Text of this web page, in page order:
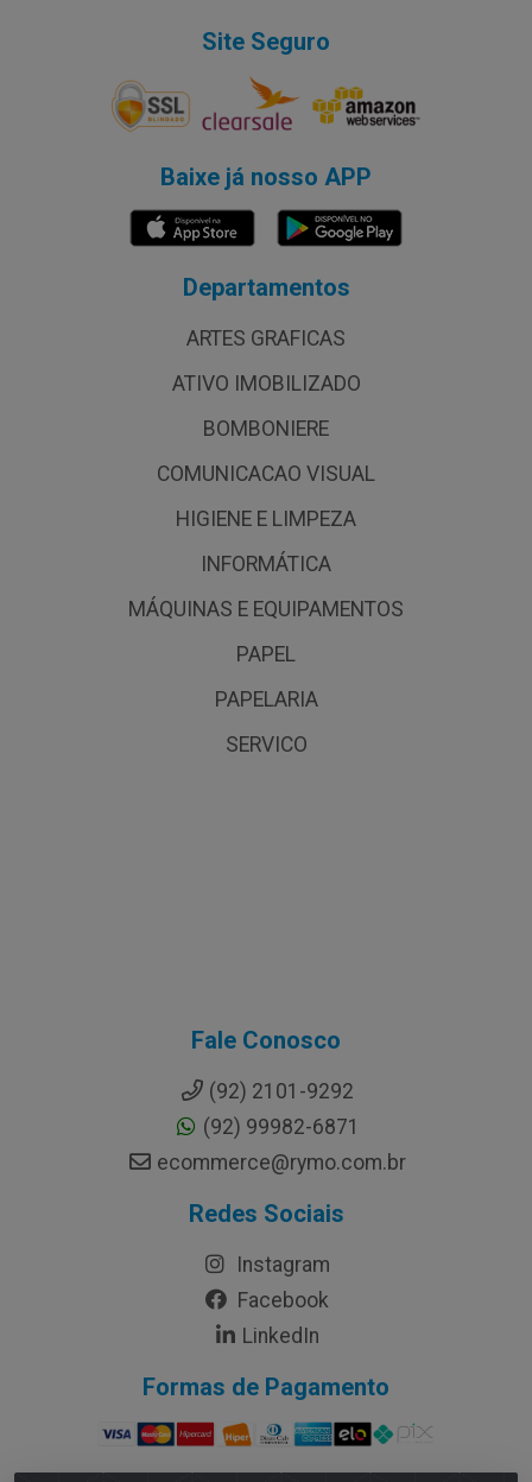
Site Seguro
Baixe já nosso APP
Departamentos
ARTES GRAFICAS
ATIVO IMOBILIZADO
BOMBONIERE
COMUNICACAO VISUAL
HIGIENE E LIMPEZA
INFORMÁTICA
MÁQUINAS E EQUIPAMENTOS
PAPEL
PAPELARIA
SERVICO
Fale Conosco
(92) 2101-9292
(92) 99982-6871
ecommerce@rymo.com.br
Redes Sociais
Instagram
Facebook
LinkedIn
Formas de Pagamento